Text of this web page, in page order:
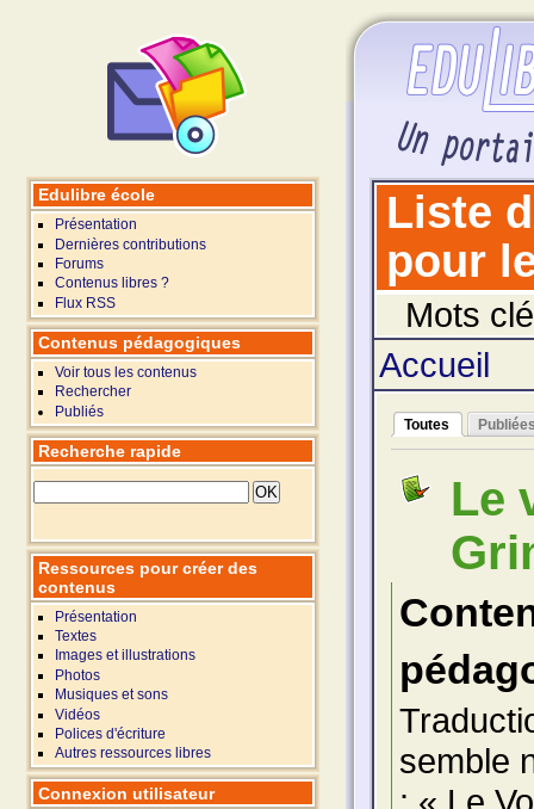
Liste
pour
Mots
Accueil
Toutes
Le
semble
Edulibre école
Présentation
Dernières contributions
Forums
Contenus libres ?
Flux RSS
Contenus pédagogiques
Voir tous les contenus
Rechercher
Publiés
Recherche rapide
Ressources pour créer des
contenus
Présentation
Textes
Images et illustrations
Photos
Musiques et sons
Vidéos
Polices d'écriture
Autres ressources libres
Connexion utilisateur